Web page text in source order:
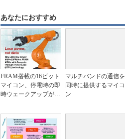
あなたにおすすめ
FRAM搭載の16ビット
マイコン、停電時の即
時ウェークアップが可
マルチバンドの通信を
同時に提供するマイコ
ン